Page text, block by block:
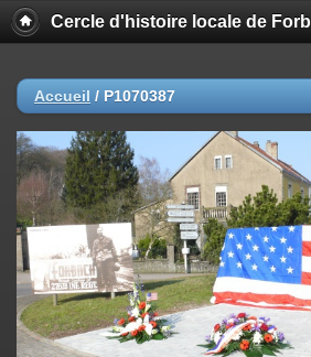
Cercle d'histoire locale de
Accueil / P1070387